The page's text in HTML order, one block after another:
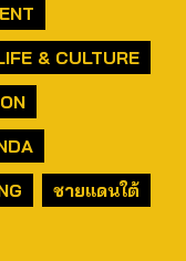
& CULTURE
ชายแดนใต้